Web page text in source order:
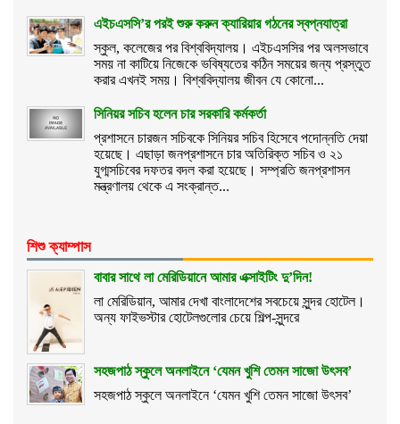
এইচএসসি’র পরই শুরু করুন ক্যারিয়ার গঠনের স্বপ্নযাত্রা
স্কুল, কলেজের পর বিশ্ববিদ্যালয়। এইচএসসির পর অলসভাবে
সময় না কাটিয়ে নিজেকে ভবিষ্যতের কঠিন সময়ের জন্য প্রস্তুত
করার এখনই সময়। বিশ্ববিদ্যালয় জীবন যে কোনো...
সিনিয়র সচিব হলেন চার সরকারি কর্মকর্তা
প্রশাসনে চারজন সচিবকে সিনিয়র সচিব হিসেবে পদোন্নতি দেয়া
হয়েছে। এছাড়া জনপ্রশাসনে চার অতিরিক্ত সচিব ও ২১
যুগ্মসচিবের দফতর বদল করা হয়েছে। সম্প্রতি জনপ্রশাসন
মন্ত্রণালয় থেকে এ সংক্রান্ত...
শিশু ক্যাম্পাস
বাবার সাথে লা মেরিডিয়ানে আমার এক্সাইটিং দু’দিন!
লা মেরিডিয়ান, আমার দেখা বাংলাদেশের সবচেয়ে সুন্দর হোটেল।
অন্য ফাইভস্টার হোটেলগুলোর চেয়ে শিল্প-সুন্দরে
সহজপাঠ স্কুলে অনলাইনে ‘যেমন খুশি তেমন সাজো উৎসব’
সহজপাঠ স্কুলে অনলাইনে ‘যেমন খুশি তেমন সাজো উৎসব’